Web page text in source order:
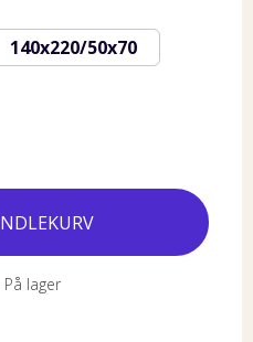
140x220/50x70
På lager